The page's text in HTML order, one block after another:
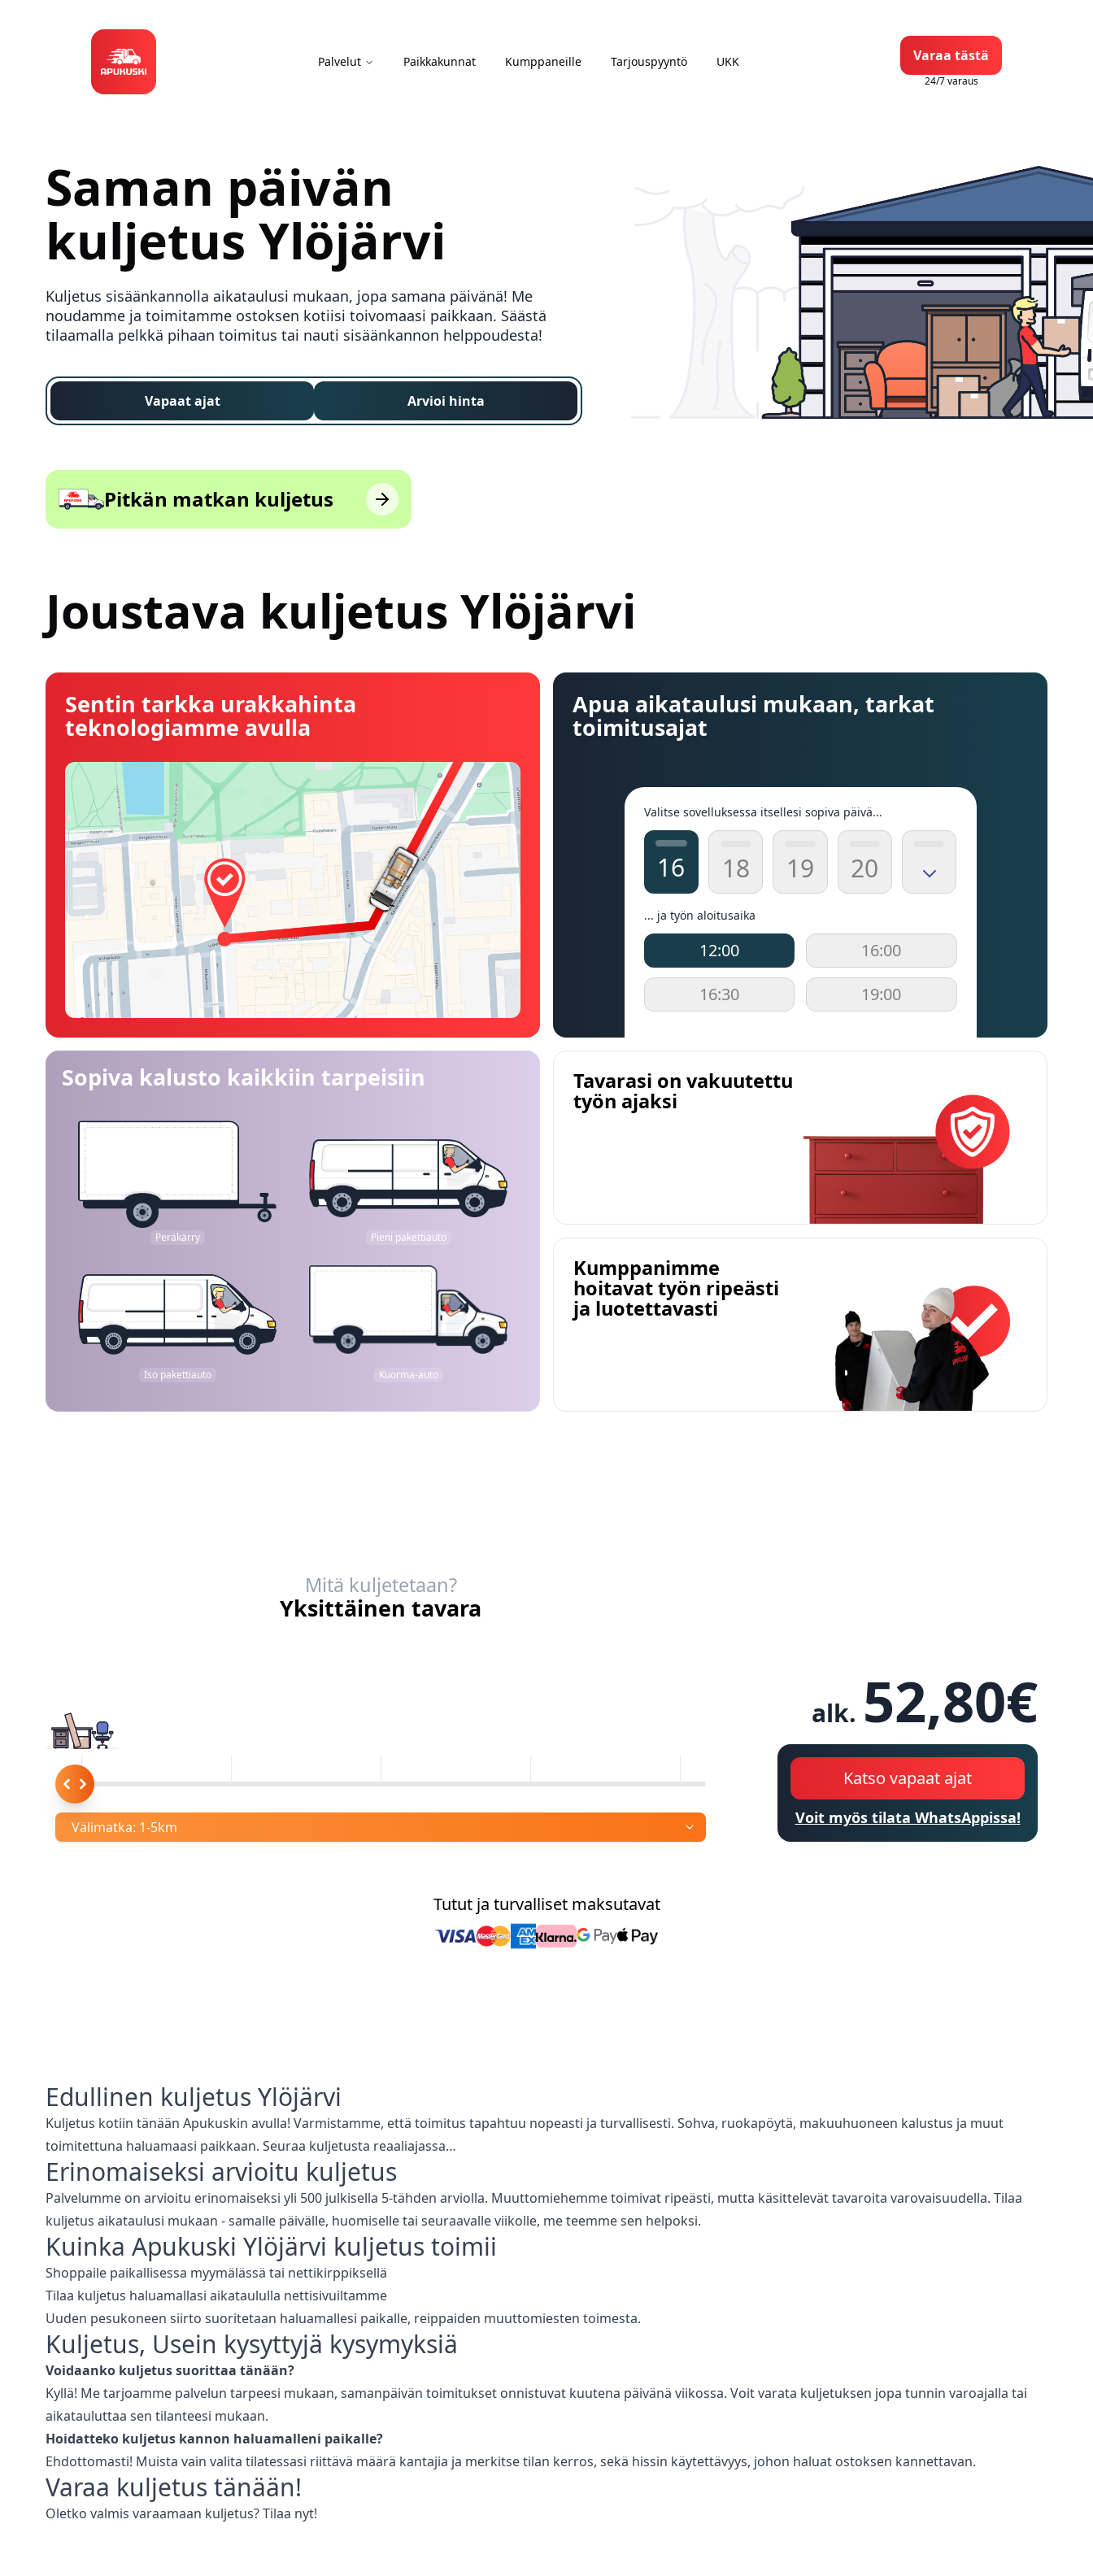
Palvelut Paikkakunnat Kumppaneille Tarjouspyyntö UKK Varaa tästä
24/7 varaus
Saman päivän
kuljetus Ylöjärvi
Kuljetus sisäänkannolla aikataulusi mukaan, jopa samana päivänä! Me
noudamme ja toimitamme ostoksen kotiisi toivomaasi paikkaan. Säästä
tilaamalla pelkkä pihaan toimitus tai nauti sisäänkannon helppoudesta!
Vapaat ajat Arvioi hinta
Pitkän matkan kuljetus
Joustava kuljetus Ylöjärvi
Sentin tarkka urakkahinta
teknologiamme avulla
Apua aikataulusi mukaan, tarkat
toimitusajat
Valitse sovelluksessa itsellesi sopiva päivä...
16 18 19 20
... ja työn aloitusaika
12:00
16:00
16:30
19:00
Sopiva kalusto kaikkiin tarpeisiin
Peräkärry Pieni pakettiauto
Iso pakettiauto Kuorma-auto
Tavarasi on vakuutettu
työn ajaksi
Kumppanimme
hoitavat työn ripeästi
ja luotettavasti
Mitä kuljetetaan?
Yksittäinen tavara
Välimatka: 1-5km
alk. 52,80€
Katso vapaat ajat
Voit myös tilata WhatsAppissa!
Tutut ja turvalliset maksutavat
Edullinen kuljetus Ylöjärvi
Kuljetus kotiin tänään Apukuskin avulla! Varmistamme, että toimitus tapahtuu nopeasti ja turvallisesti. Sohva, ruokapöytä, makuuhuoneen kalustus ja muut
toimitettuna haluamaasi paikkaan. Seuraa kuljetusta reaaliajassa…
Erinomaiseksi arvioitu kuljetus
Palvelumme on arvioitu erinomaiseksi yli 500 julkisella 5-tähden arviolla. Muuttomiehemme toimivat ripeästi, mutta käsittelevät tavaroita varovaisuudella. Tilaa
kuljetus aikataulusi mukaan - samalle päivälle, huomiselle tai seuraavalle viikolle, me teemme sen helpoksi.
Kuinka Apukuski Ylöjärvi kuljetus toimii
Shoppaile paikallisessa myymälässä tai nettikirppiksellä
Tilaa kuljetus haluamallasi aikataululla nettisivuiltamme
Uuden pesukoneen siirto suoritetaan haluamallesi paikalle, reippaiden muuttomiesten toimesta.
Kuljetus, Usein kysyttyjä kysymyksiä
Voidaanko kuljetussuorittaa tänään?
Kyllä! Me tarjoamme palvelun tarpeesi mukaan, samanpäivän toimitukset onnistuvat kuutena päivänä viikossa. Voit varata kuljetuksen jopa tunnin varoajalla tai
aikatauluttaa sen tilanteesi mukaan.
Hoidatteko kuljetus kannon haluamalleni paikalle?
Ehdottomasti! Muista vain valita tilatessasi riittävä määrä kantajia ja merkitse tilan kerros, sekä hissin käytettävyys, johon haluat ostoksen kannettavan.
Varaa kuljetus tänään!
Oletko valmis varaamaan kuljetus? Tilaa nyt!